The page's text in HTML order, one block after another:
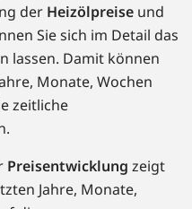
der Heizölpreise und
Sie sich im Detail das
lassen. Damit können
Monate, Wochen
zeitliche
Preisentwicklung zeigt
Jahre, Monate,